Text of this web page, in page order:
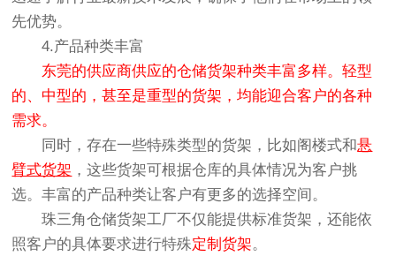
先优势。
4.产品种类丰富
东莞的供应商供应的仓储货架种类丰富多样。轻型
的、中型的，甚至是重型的货架，均能迎合客户的各种
需求。
同时，存在一些特殊类型的货架，比如阁楼式和悬
臂式货架 ，这些货架可根据仓库的具体情况为客户挑
选。丰富的产品种类让客户有更多的选择空间。
珠三角仓储货架工厂不仅能提供标准货架，还能依
照客户的具体要求进行特殊定制货架。